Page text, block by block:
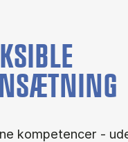
kom­pe­ten­cer -